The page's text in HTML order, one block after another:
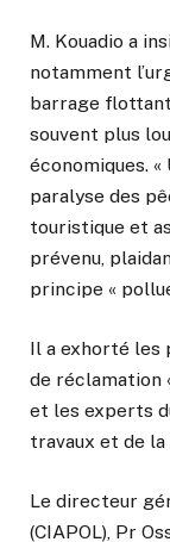
M. Kouadio a
notamment
barrage
souvent plus
économiques.
paralyse des
touristique et
prévenu,
principe «
Il a exhorté les
de réclamation
et les experts
travaux et de
Le directeur
(CIAPOL), Pr